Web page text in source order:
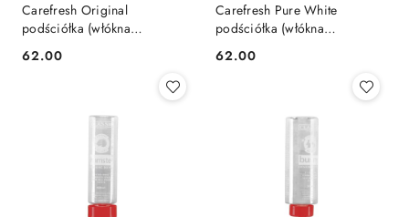
Carefresh Original
podściółka (włókna
celulozowe) dla gryzoni 14l
Cena:
62.00
Carefresh Pure White
podściółka (włókna
celulozowe) dla gryzoni 10l
Cena:
62.00